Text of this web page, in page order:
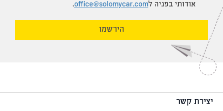
אודותי בפניה לoffice@solomycar.com
.
הירשמו
יצירת קשר